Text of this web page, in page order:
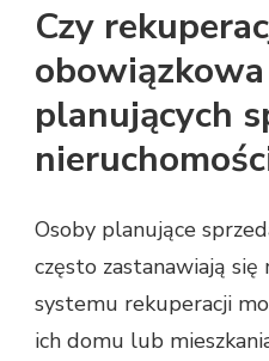
Czy
planujących
Osoby planujące
często zastanawiają
systemu rekuperacji
ich domu lub